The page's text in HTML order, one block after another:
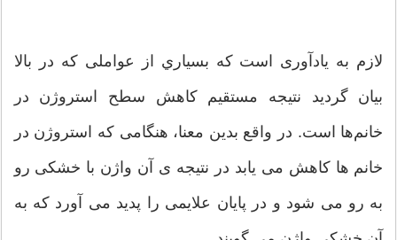
لازم به یادآوری است که بسياري از عواملی که در بالا
بیان گردید نتیجه مستقیم کاهش سطح استروژن در
خانم‌ها است. در واقع بدین معنا، هنگامی که استروژن در
خانم ها کاهش می یابد در نتیجه ی آن واژن با خشکی رو
به رو می شود و در پایان علایمی را پدید می آورد که به